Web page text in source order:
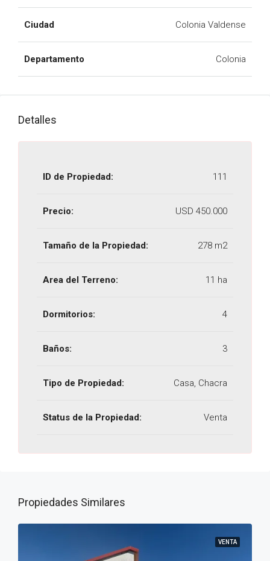
Ciudad Colonia Valdense
Departamento Colonia
Detalles
ID de Propiedad: 111
Precio: USD 450.000
Tamaño de la Propiedad: 278 m2
Area del Terreno: 11 ha
Dormitorios: 4
Baños: 3
Tipo de Propiedad: Casa, Chacra
Status de la Propiedad: Venta
Propiedades Similares
VENTA